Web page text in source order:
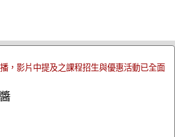
，影片中提及之課程招生與優惠活動已全面